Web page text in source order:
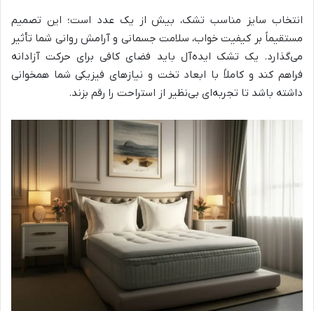
انتخاب سایز مناسب تشک، بیش از یک عدد است؛ این تصمیم
مستقیماً بر کیفیت خواب، سلامت جسمانی و آرامش روانی شما تأثیر
می‌گذارد. یک تشک ایده‌آل باید فضای کافی برای حرکت آزادانه
فراهم کند و کاملاً با ابعاد تخت و نیازهای فیزیکی شما همخوانی
داشته باشد تا تجربه‌ای بی‌نظیر از استراحت را رقم بزند.